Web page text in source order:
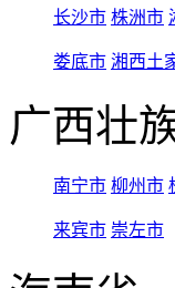
长沙市 株洲市
娄底市 湘西土
广西壮
南宁市 柳州市
来宾市 崇左市